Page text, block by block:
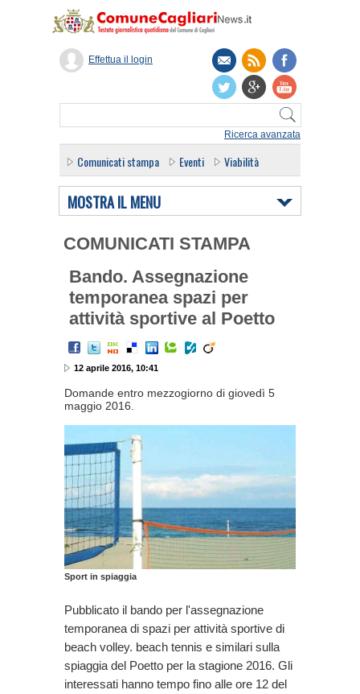
Ricerca avanzata
Effettua il login
Comunicati stampa Eventi Viabilità
MOSTRA IL MENU
COMUNICATI STAMPA
Bando. Assegnazione
temporanea spazi per
attività sportive al Poetto
12 aprile 2016, 10:41
Domande entro mezzogiorno di giovedì 5
maggio 2016.
Sport in spiaggia
Pubblicato il bando per l'assegnazione
temporanea di spazi per attività sportive di
beach volley. beach tennis e similari sulla
spiaggia del Poetto per la stagione 2016. Gli
interessati hanno tempo fino alle ore 12 del